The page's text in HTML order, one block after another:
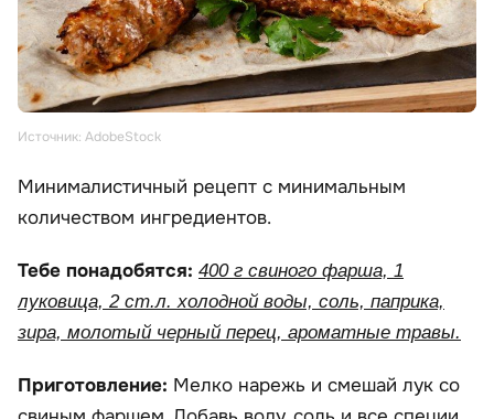
Источник: AdobeStock
Минималистичный рецепт с минимальным
количеством ингредиентов.
Тебе понадобятся: 400 г свиного фарша, 1
луковица, 2 ст.л. холодной воды, соль, паприка,
зира, молотый черный перец, ароматные травы.
Приготовление: Мелко нарежь и смешай лук со